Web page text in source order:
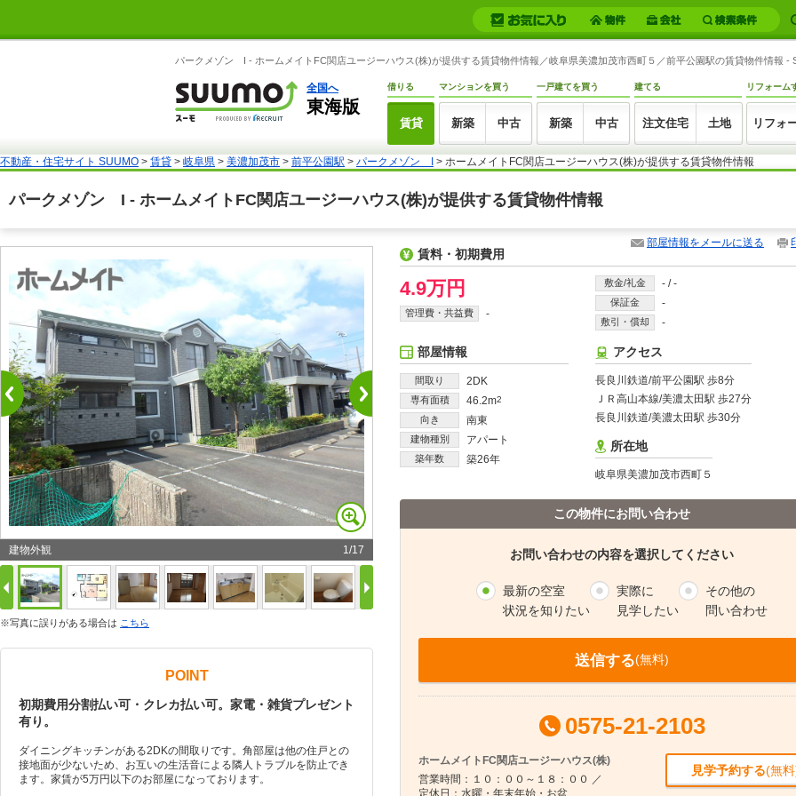
パークメゾン I - ホームメイトFC関店ユージーハウス(株)が提供する賃貸物件情報／岐阜県美濃加茂市西町５／前平公園駅の賃貸物件情報 -
全国へ
東海版
借りる
賃貸
マンションを買う
新築 中古
一戸建てを買う
新築 中古
建てる
注文住宅 土地
リフォーム
リフォ
不動産・住宅サイト SUUMO > 賃貸 > 岐阜県 > 美濃加茂市 > 前平公園駅 > パークメゾン I > ホームメイトFC関店ユージーハウス(株)が提供する賃貸物件情報
パークメゾン I - ホームメイトFC関店ユージーハウス(株)が提供する賃貸物件情報
建物外観 1/17
※写真に誤りがある場合は こちら
POINT
初期費用分割払い可・クレカ払い可。家電・雑貨プレゼント
有り。
ダイニングキッチンがある2DKの間取りです。角部屋は他の住戸との
接地面が少ないため、お互いの生活音による隣人トラブルを防止でき
ます。家賃が5万円以下のお部屋になっております。
部屋情報をメールに送る
賃料・初期費用
4.9万円
管理費・共益費 -
敷金/礼金 - /-
保証金 -
敷引・償却 -
部屋情報
間取り 2DK
専有面積 46.2m2
向き 南東
建物種別 アパート
築年数 築26年
アクセス
長良川鉄道/前平公園駅 歩8分
ＪＲ高山本線/美濃太田駅 歩27分
長良川鉄道/美濃太田駅 歩30分
所在地
岐阜県美濃加茂市西町５
この物件にお問い合わせ
お問い合わせの内容を選択してください
最新の空室
状況を知りたい
実際に
見学したい
その他の
問い合わせ
送信する(無料)
0575-21-2103
ホームメイトFC関店ユージーハウス(株)
営業時間：１０：００～１８：００ ／
定休日：水曜・年末年始・お盆
見学予約する(無